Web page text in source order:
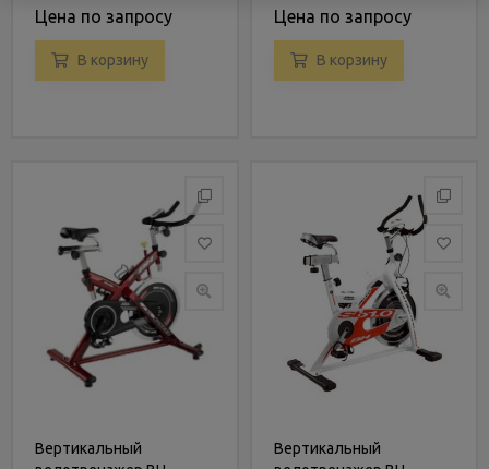
Цена по запросу
В корзину
Цена по запросу
В корзину
Вертикальный
Вертикальный